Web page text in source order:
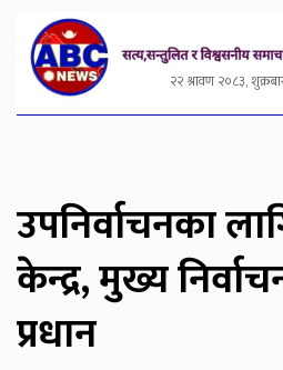
२२ श्रावण २०८३,
उपनिर्वाचनका
केन्द्र, मुख्य
प्रधान